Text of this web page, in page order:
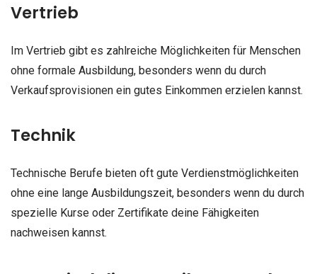
Vertrieb
Im Vertrieb gibt es zahlreiche Möglichkeiten für Menschen
ohne formale Ausbildung, besonders wenn du durch
Verkaufsprovisionen ein gutes Einkommen erzielen kannst.
Technik
Technische Berufe bieten oft gute Verdienstmöglichkeiten
ohne eine lange Ausbildungszeit, besonders wenn du durch
spezielle Kurse oder Zertifikate deine Fähigkeiten
nachweisen kannst.